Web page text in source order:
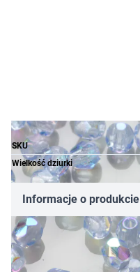
SKU
Wielkość dziurki
Informacje o produkcie
2,66 zł
Cena za opakowanie
Ilość w opakowaniu: 40 szt.